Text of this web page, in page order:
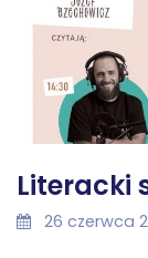
Literacki
26 czerwca